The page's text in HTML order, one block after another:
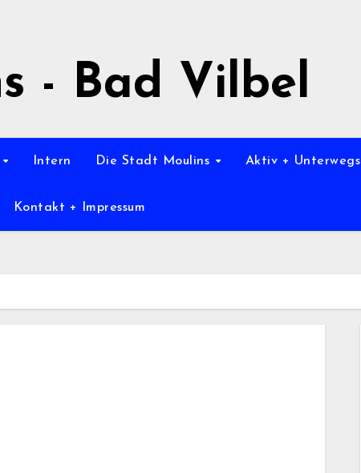
- Bad Vilbel
Intern Die Stadt Moulins Aktiv + Unterwegs
Kontakt + Impressum